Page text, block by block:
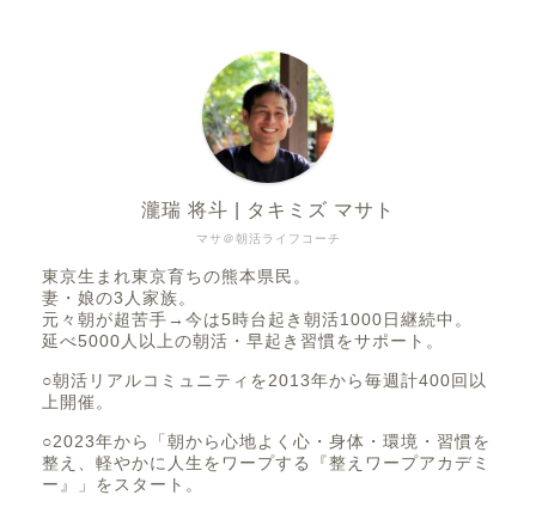
マサ＠朝活ライフコーチ
瀧瑞 将斗 | タキミズ マサト
東京生まれ東京育ちの熊本県民。
妻・娘の3人家族。
元々朝が超苦手→今は5時台起き朝活1000日継続中。
延べ5000人以上の朝活・早起き習慣をサポート。
○朝活リアルコミュニティを2013年から毎週計400回以
上開催。
○2023年から「朝から心地よく心・身体・環境・習慣を
整え、軽やかに人生をワープする『整えワープアカデミ
ー』」をスタート。